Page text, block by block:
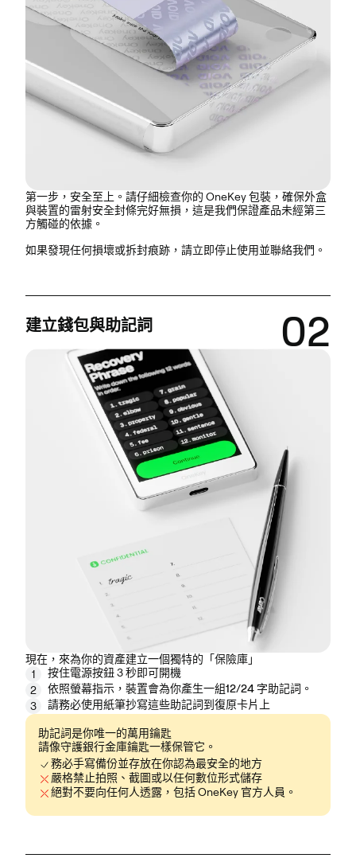
第一步，安全至上。請仔細檢查你的 OneKey 包裝，確保外盒
與裝置的雷射安全封條完好無損 ，這是我們保證產品未經第三
方觸碰的依據。
如果發現任何損壞或拆封痕跡，請立即停止使用並聯絡我們。
建立錢包與助記詞 02
現在，來為你的資產建立一個獨特的「保險庫」
1
按住電源按鈕3 秒即可開機
2
依照螢幕指示，裝置會為你產生一組12/24 字助記詞 。
3
請務必使用紙筆抄寫這些助記詞到復原卡片上
助記詞是你唯一的萬用鑰匙
請像守護銀行金庫鑰匙一樣保管它。
務必手寫備份並存放在你認為最安全的地方
嚴格禁止拍照、截圖或以任何數位形式儲存
絕對不要向任何人透露，包括 OneKey 官方人員。